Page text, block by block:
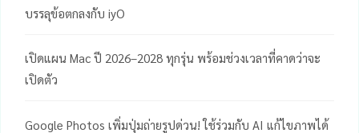
บรรลุข้อตกลงกับ iyO
เปิดแผน Mac ปี 2026–2028 ทุกรุ่น พร้อมช่วงเวลาที่คาดว่าจะ
เปิดตัว
Google Photos เพิ่มปุ่มถ่ายรูปด่วน! ใช้ร่วมกับ AI แก้ไขภาพได้